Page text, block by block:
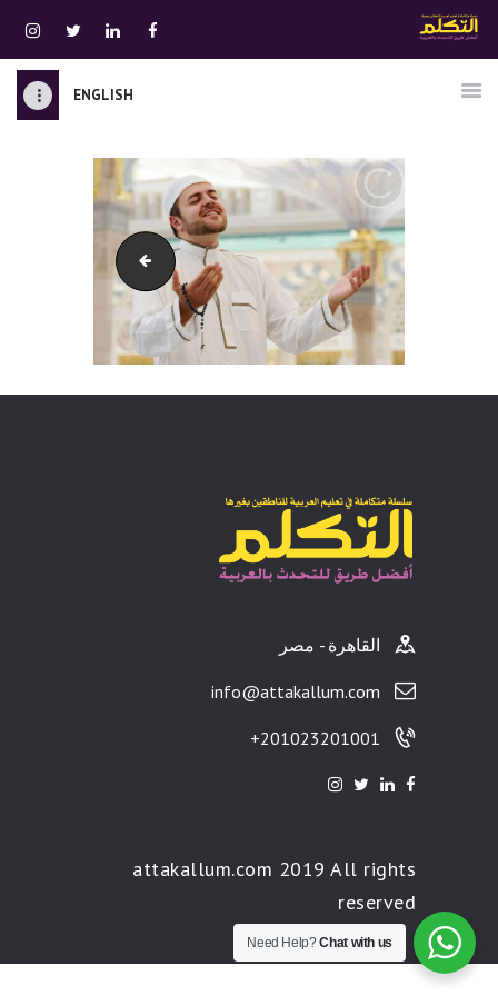
ENGLISH
قسم المعلمين
الصوتيات
اتصل بنا
نبذه عنا
ATTAKALLUM ONLINE
دخول
service-2
القاهرة - مصر
info@attakallum.com
201023201001+
attakallum.com 2019 All rights
reserved
Need Help?Chat with us